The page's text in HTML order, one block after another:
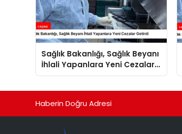
Sağlık Bakanlığı, Sağlık Beyanı
İhlali Yapanlara Yeni Cezalar
Getirdi
Haberin Doğru Adresi